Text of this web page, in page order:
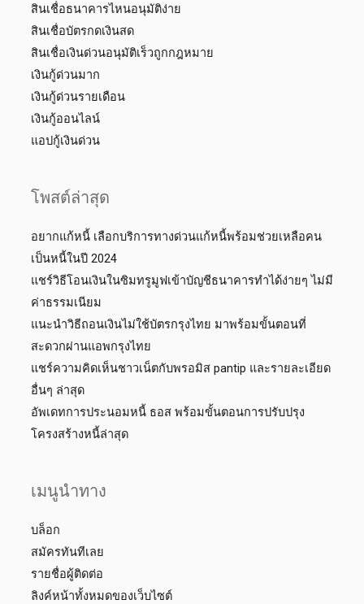
สินเชื่อธนาคารไหนอนุมัติง่าย
สินเชื่อบัตรกดเงินสด
สินเชื่อเงินด่วนอนุมัติเร็วถูกกฎหมาย
เงินกู้ด่วนมาก
เงินกู้ด่วนรายเดือน
เงินกู้ออนไลน์
แอปกู้เงินด่วน
โพสต์ล่าสุด
อยากแก้หนี้ เลือกบริการทางด่วนแก้หนี้พร้อมช่วยเหลือคน
เป็นหนี้ในปี 2024
แชร์วิธีโอนเงินในซิมทรูมูฟเข้าบัญชีธนาคารทำได้ง่ายๆ ไม่มี
ค่าธรรมเนียม
แนะนำวิธีถอนเงินไม่ใช้บัตรกรุงไทย มาพร้อมขั้นตอนที่
สะดวกผ่านแอพกรุงไทย
แชร์ความคิดเห็นชาวเน็ตกับพรอมิส pantip และรายละเอียด
อื่นๆ ล่าสุด
อัพเดทการประนอมหนี้ ธอส พร้อมขั้นตอนการปรับปรุง
โครงสร้างหนี้ล่าสุด
เมนูนำทาง
บล็อก
สมัครทันทีเลย
รายชื่อผู้ติดต่อ
ลิงค์หน้าทั้งหมดของเว็บไซต์